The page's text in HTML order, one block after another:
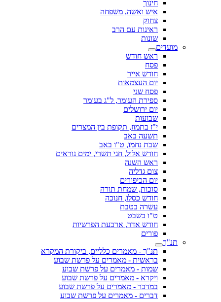
חינוך
איש ואשה, משפחה
צחוק
ראינות עם הרב
שונות
מועדים
ראש חודש
פסח
חודש אייר
יום העצמאות
פסח שני
ספירת העומר, ל"ג בעומר
יום ירושלים
שבועות
י"ז בתמוז, תקופת בין המצרים
תשעה באב
שבת נחמו, ט"ו באב
חודש אלול, חגי תשרי, ימים נוראים
ראש השנה
צום גדליה
יום הכיפורים
סוכות, שמחת תורה
חודש כסלו, חנוכה
עשרה בטבת
ט"ו בשבט
חודש אדר, ארבעת הפרשיות
פורים
תנ"ך
תנ"ך - מאמרים כלליים, ביקורת המקרא
בראשית - מאמרים על פרשת שבוע
שמות - מאמרים על פרשת שבוע
ויקרא - מאמרים על פרשת שבוע
במדבר - מאמרים על פרשת שבוע
דברים - מאמרים על פרשת שבוע